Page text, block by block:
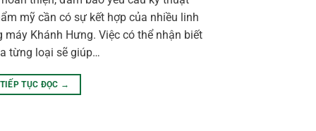
mỹ cần có sự kết hợp của nhiều linh
máy Khánh Hưng. Việc có thể nhận biết
từng loại sẽ giúp…
TIẾP TỤC ĐỌC →